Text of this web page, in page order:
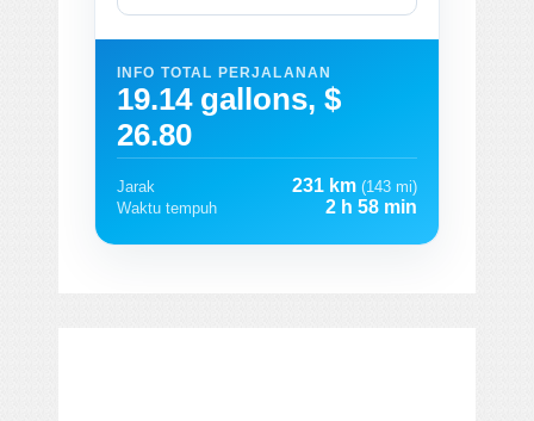
INFO TOTAL PERJALANAN
19.14 gallons, $
26.80
Jarak 231 km (143 mi)
Waktu tempuh
2 h 58 min